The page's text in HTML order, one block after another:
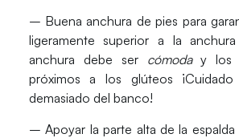
– Buena anchura de pies para
ligeramente superior a la
anchura debe ser cómoday los
próximos a los glúteos ¡Cuidado
demasiado del banco!
– Apoyar la parte alta de la